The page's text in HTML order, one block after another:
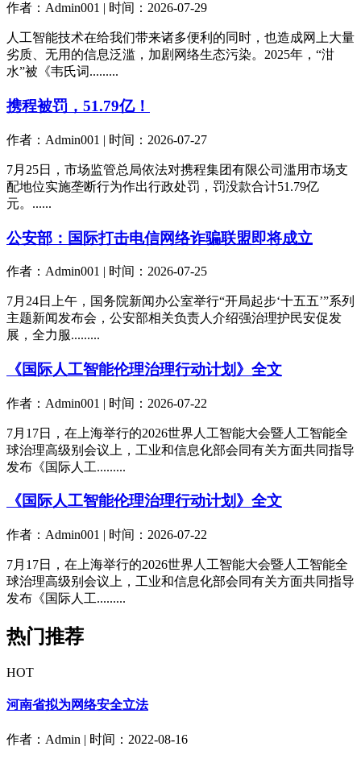
作者：Admin001 | 时间：2026-07-29
人工智能技术在给我们带来诸多便利的同时，也造成网上大量
劣质、无用的信息泛滥，加剧网络生态污染。2025年，“泔
水”被《韦氏词.........
携程被罚，51.79亿！
作者：Admin001 | 时间：2026-07-27
7月25日，市场监管总局依法对携程集团有限公司滥用市场支
配地位实施垄断行为作出行政处罚，罚没款合计51.79亿
元。......
公安部：国际打击电信网络诈骗联盟即将成立
作者：Admin001 | 时间：2026-07-25
7月24日上午，国务院新闻办公室举行“开局起步‘十五五’”系列
主题新闻发布会，公安部相关负责人介绍强治理护民安促发
展，全力服.........
《国际人工智能伦理治理行动计划》全文
作者：Admin001 | 时间：2026-07-22
7月17日，在上海举行的2026世界人工智能大会暨人工智能全
球治理高级别会议上，工业和信息化部会同有关方面共同指导
发布《国际人工.........
《国际人工智能伦理治理行动计划》全文
作者：Admin001 | 时间：2026-07-22
7月17日，在上海举行的2026世界人工智能大会暨人工智能全
球治理高级别会议上，工业和信息化部会同有关方面共同指导
发布《国际人工.........
热门推荐
HOT
河南省拟为网络安全立法
作者：Admin | 时间：2022-08-16